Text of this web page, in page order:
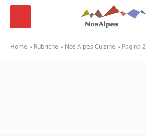
Home » Rubriche » Nos Alpes Cuisine » Pagina 2